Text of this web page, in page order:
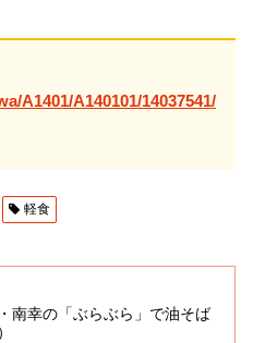
A1401/A140101/14037541/
軽食
南幸の「ぶらぶら」で油そば